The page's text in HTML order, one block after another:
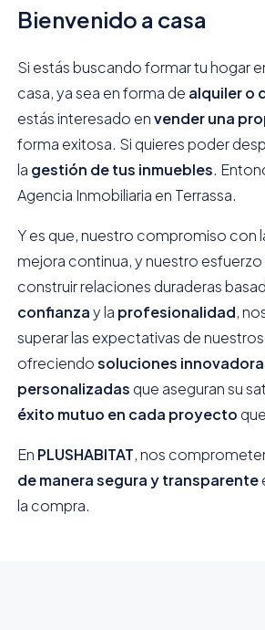
Bienvenido a casa
Si estás buscando formar tu hogar
casa, ya sea en forma de alquiler o
estás interesado envender una
forma exitosa. Si quieres poder
la gestión de tus inmuebles.
Agencia Inmobiliaria en Terrassa.
Y es que, nuestro compromiso con
mejora continua, y nuestro
construir relaciones duraderas
confianzay la profesionalidad,
superar las expectativas de
ofreciendosoluciones
personalizadas que aseguran su
éxito mutuo en cada proyecto
En PLUSHABITAT, nos
de manera segura y transparente
la compra.